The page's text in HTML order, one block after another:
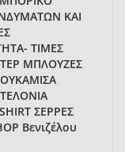
ΚΑΙ
ΤΙΜΕΣ
ΜΠΛΟΥΖΕΣ
ΣΕΡΡΕΣ
Βενιζέλου